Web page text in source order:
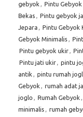
gebyok , Pintu Gebyok
Bekas , Pintu gebyok
Jepara , Pintu Gebyok
Gebyok Minimalis ,
Pintu gebyok ukir,
Pintu jati ukir, pintu
antik , pintu rumah
Gebyok , rumah adat
joglo , Rumah Gebyok ,
minimalis , rumah